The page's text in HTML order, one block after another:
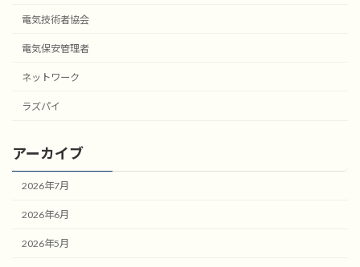
電気技術者協会
電気保安管理者
ネットワーク
ラズパイ
アーカイブ
2026年7月
2026年6月
2026年5月